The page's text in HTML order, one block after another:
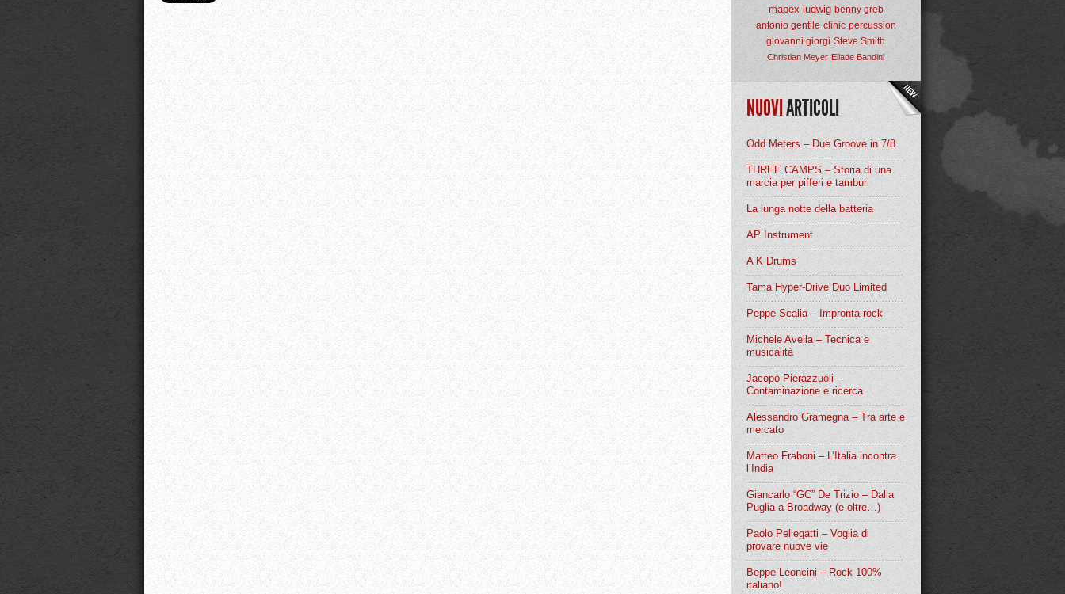
mapex ludwig benny greb
antonio gentile clinic percussion
giovanni giorgi Steve Smith
Christian Meyer Ellade Bandini
NUOVIARTICOLI
Odd Meters – Due Groove in 7/8
THREE CAMPS – Storia di una
marcia per pifferi e tamburi
La lunga notte della batteria
AP Instrument
A K Drums
Tama Hyper-Drive Duo Limited
Peppe Scalia – Impronta rock
Michele Avella – Tecnica e
musicalità
Jacopo Pierazzuoli –
Contaminazione e ricerca
Alessandro Gramegna – Tra arte e
mercato
Matteo Fraboni – L’Italia incontra
l’India
Giancarlo “GC” De Trizio – Dalla
Puglia a Broadway (e oltre…)
Paolo Pellegatti – Voglia di
provare nuove vie
Beppe Leoncini – Rock 100%
italiano!